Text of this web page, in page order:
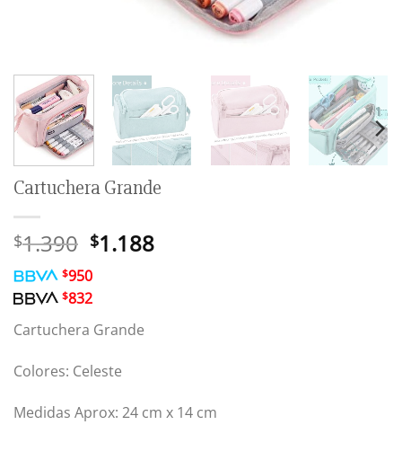
Cartuchera Grande
$1.390 El
precio
original
era:
$1.390.
$1.188El
$950
$832
Cartuchera Grande
Colores: Celeste
Medidas Aprox: 24 cm x 14 cm